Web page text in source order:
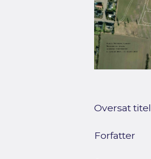
Oversat titel
Forfatter